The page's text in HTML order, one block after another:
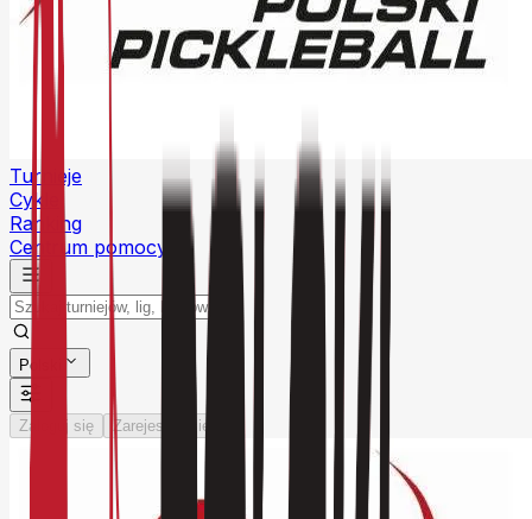
Turnieje
Cykle
Ranking
Centrum pomocy
Polski
Zaloguj się Zarejestruj się